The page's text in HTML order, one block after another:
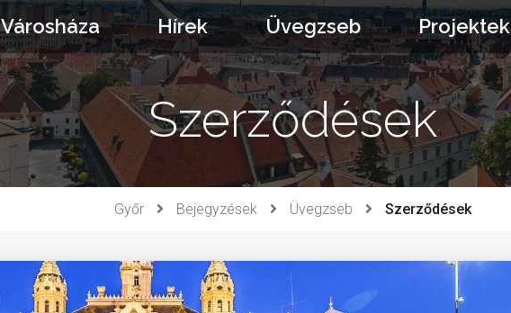
Városháza Hírek Üvegzseb Projektek
Szerződések
Győr Bejegyzések Üvegzseb Szerződések